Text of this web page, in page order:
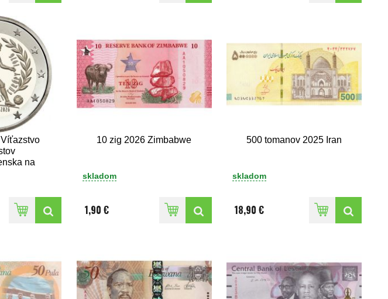
na
Európy
10 zig 2026 Zimbabwe
skladom
1,90 €
500 tomanov 2025 Iran
skladom
18,90 €